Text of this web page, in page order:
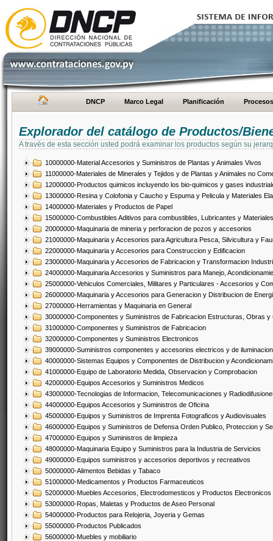
DNCP Marco Legal Planificación Procesos
Explorador del catálogo de Productos/
A través de esta sección usted podrá examinar los productos según su
10000000-Material Accesorios y Suministros de Plantas y Animales Vivos
11000000-Materiales de Minerales y Tejidos y de Plantas y Animales no
12000000-Productos quimicos incluyendo los bio-quimicos y gases
13000000-Resina y Colofonia y Caucho y Espuma y Pelicula y Materiales
14000000-Materiales y Productos de Papel
15000000-Combustibles Aditivos para combustibles, Lubricantes y
20000000-Maquinaria de mineria y perforacion de pozos y accesorios
21000000-Maquinaria y Accesorios para Agricultura Pesca, Silvicultura y
22000000-Maquinaria y Accesorios para Construccion y Edificacion
23000000-Maquinaria y Accesorios de Fabricacion y Transformacion
24000000-Maquinaria Accesorios y Suministros para Manejo,
25000000-Vehiculos Comerciales, Militares y Particulares - Accesorios y
26000000-Maquinaria y Accesorios para Generacion y Distribucion de
27000000-Herramientas y Maquinaria en General
30000000-Componentes y Suministros de Fabricacion Estructuras, Obras
31000000-Componentes y Suministros de Fabricacion
32000000-Componentes y Suministros Electronicos
39000000-Suministros componentes y accesorios electricos y de iluminacion
40000000-Sistemas Equipos y Componentes de Distribucion y
41000000-Equipo de Laboratorio Medida, Observacion y Comprobacion
42000000-Equipos Accesorios y Suministros Medicos
43000000-Tecnologias de Informacion, Telecomunicaciones y
44000000-Equipos Accesorios y Suministros de Oficina
45000000-Equipos y Suministros de Imprenta Fotograficos y Audiovisuales
46000000-Equipos y Suministros de Defensa Orden Publico, Proteccion y
47000000-Equipos y Suministros de limpieza
48000000-Maquinaria Equipo y Suministros para la Industria de Servicios
49000000-Equipos suministros y accesorios deportivos y recreativos
50000000-Alimentos Bebidas y Tabaco
51000000-Medicamentos y Productos Farmaceuticos
52000000-Muebles Accesorios, Electrodomesticos y Productos Electronicos
53000000-Ropas, Maletas y Productos de Aseo Personal
54000000-Productos para Relojeria, Joyeria y Gemas
55000000-Productos Publicados
56000000-Muebles y mobiliario